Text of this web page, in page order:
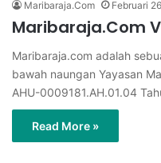
Maribaraja.Com Februari
Maribaraja.Com
Maribaraja.com adalah
bawah naungan Yayasan
AHU-0009181.AH.01.04
Read More »